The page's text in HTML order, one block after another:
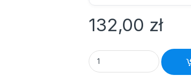
132,00 zł
Norton 360 Standard 10GB